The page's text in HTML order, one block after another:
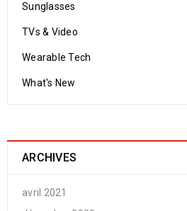
Sunglasses
TVs & Video
Wearable Tech
What's New
ARCHIVES
avril 2021